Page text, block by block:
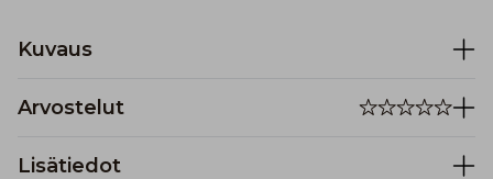
Kuvaus
Arvostelut
Lisätiedot